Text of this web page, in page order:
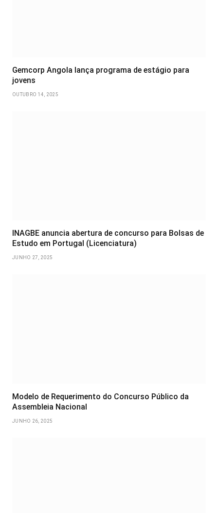
Gemcorp Angola lança programa de estágio para
jovens
OUTUBRO 14, 2025
INAGBE anuncia abertura de concurso para Bolsas de
Estudo em Portugal (Licenciatura)
JUNHO 27, 2025
Modelo de Requerimento do Concurso Público da
Assembleia Nacional
JUNHO 26, 2025